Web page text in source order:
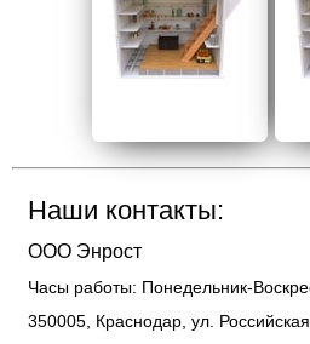
Наши контакты:
ООО Энрост
Часы работы: Понедельник-
350005 Краснодар ул.